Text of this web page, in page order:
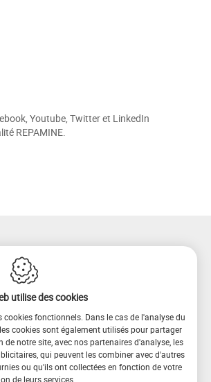
Youtube, Twitter et LinkedIn
REPAMINE.
utilise des cookies
cookies fonctionnels. Dans le cas de l'analyse du
cookies sont également utilisés pour partager
notre site, avec nos partenaires d'analyse, les
qui peuvent les combiner avec d'autres
ou qu'ils ont collectées en fonction de votre
de leurs services.